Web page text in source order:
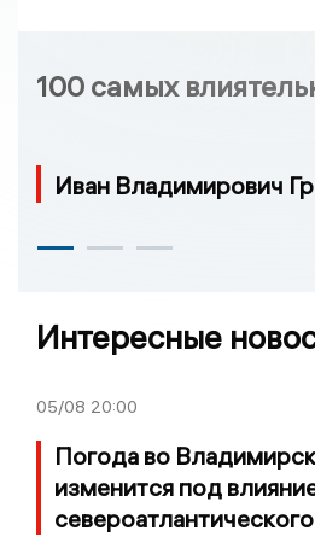
100 самых
Иван Владимирович
Интересные
05/08 20:00
Погода во
изменится под